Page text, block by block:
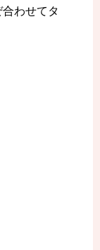
わせてタ